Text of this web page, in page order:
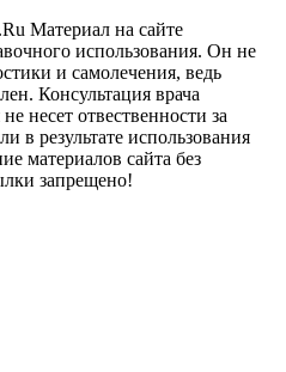
Материал на сайте
использования. Он не
и самолечения, ведь
Консультация врача
несет отвественности за
в результате использования
материалов сайта без
запрещено!